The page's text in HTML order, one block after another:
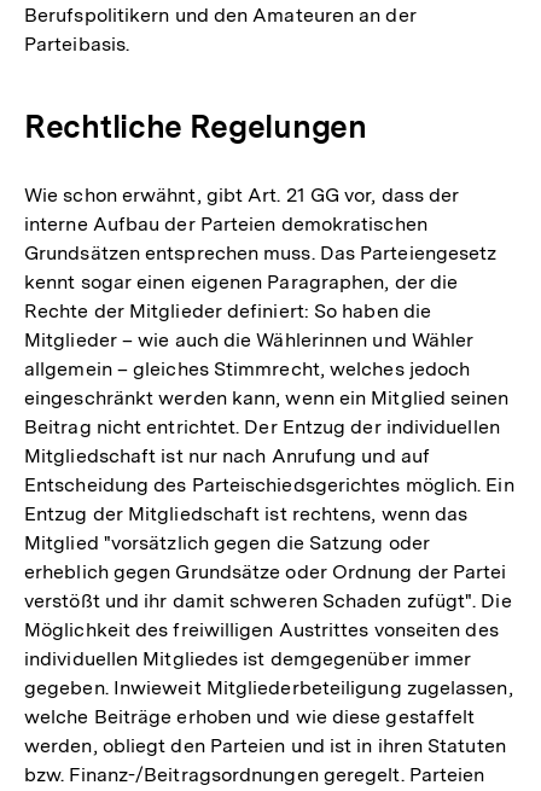
Berufspolitikern und den Amateuren an der
Parteibasis.
Rechtliche Regelungen
Wie schon erwähnt, gibt Art. 21 GG vor, dass der
interne Aufbau der Parteien demokratischen
Grundsätzen entsprechen muss. Das Parteiengesetz
kennt sogar einen eigenen Paragraphen, der die
Rechte der Mitglieder definiert: So haben die
Mitglieder – wie auch die Wählerinnen und Wähler
allgemein – gleiches Stimmrecht, welches jedoch
eingeschränkt werden kann, wenn ein Mitglied seinen
Beitrag nicht entrichtet. Der Entzug der individuellen
Mitgliedschaft ist nur nach Anrufung und auf
Entscheidung des Parteischiedsgerichtes möglich. Ein
Entzug der Mitgliedschaft ist rechtens, wenn das
Mitglied "vorsätzlich gegen die Satzung oder
erheblich gegen Grundsätze oder Ordnung der Partei
verstößt und ihr damit schweren Schaden zufügt". Die
Möglichkeit des freiwilligen Austrittes vonseiten des
individuellen Mitgliedes ist demgegenüber immer
gegeben. Inwieweit Mitgliederbeteiligung zugelassen,
welche Beiträge erhoben und wie diese gestaffelt
werden, obliegt den Parteien und ist in ihren Statuten
bzw. Finanz-/Beitragsordnungen geregelt. Parteien